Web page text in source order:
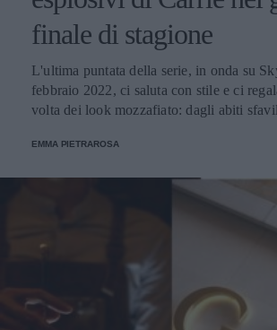
finale di stagione
L'ultima puntata della serie, in onda su
febbraio 2022, ci saluta con stile e ci
volta dei look mozzafiato: dagli abiti
fino al magnifico dress di Valentino che la
EMMA PIETRAROSA